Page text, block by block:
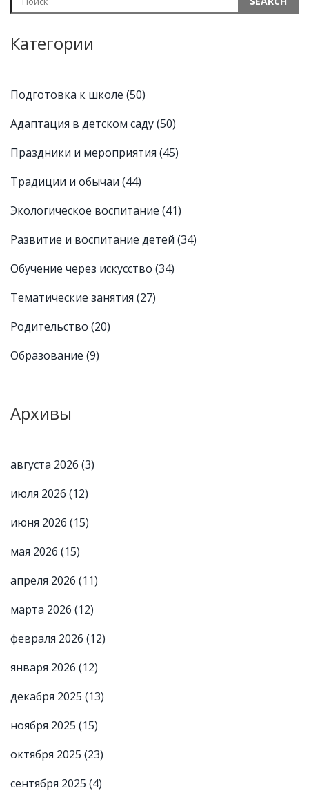
Категории
Подготовка к школе (50)
Адаптация в детском саду(50)
Праздники и мероприятия (45)
Традиции и обычаи (44)
Экологическое воспитание (41)
Развитие и воспитание детей (34)
Обучение через искусство (34)
Тематические занятия (27)
Родительство (20)
Образование (9)
Архивы
августа 2026 (3)
июля 2026 (12)
июня 2026 (15)
мая 2026 (15)
апреля 2026 (11)
марта 2026 (12)
февраля 2026 (12)
января 2026 (12)
декабря 2025 (13)
ноября 2025 (15)
октября 2025 (23)
сентября 2025 (4)